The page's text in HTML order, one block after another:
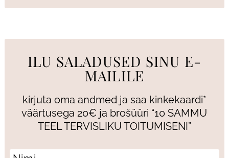
ILU SALADUSED SINU E-
MAILILE
kirjuta oma andmed ja saa kinkekaardi*
väärtusega 20€ ja brošüüri “10 SAMMU
TEEL TERVISLIKU TOITUMISENI”